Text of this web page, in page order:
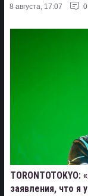
8 августа, 17:07 0
заявления, что я